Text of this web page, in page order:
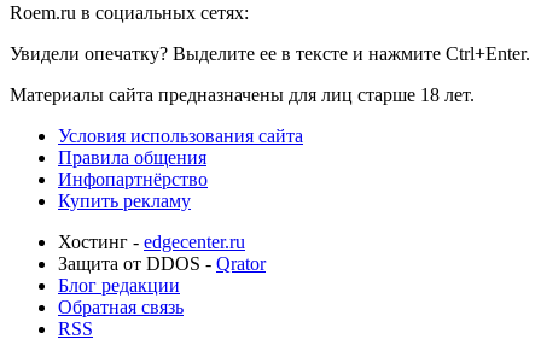
Roem.ru в социальных сетях:
Увидели опечатку? Выделите ее в тексте и нажмите Ctrl+Enter.
Материалы сайта предназначены для лиц старше 18 лет.
Условия использования сайта
Правила общения
Инфопартнёрство
Купить рекламу
Хостинг - edgecenter.ru
Защита от DDOS - Qrator
Блог редакции
Обратная связь
RSS